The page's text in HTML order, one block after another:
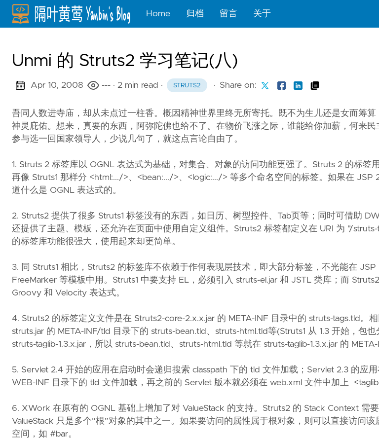
Home 归档 留言 关于
Unmi 的 Struts2 学习笔记(八)
Apr 10, 2008 --- · 2 min read · STRUTS2 · Share on:
吾同人数进寺庙，却从未点过一柱香。概因精神世界里终无所寄托。既不为生儿还是女而筹
神灵庇佑。想来，真要的东西，阿弥陀佛也给不了。在物价飞涨之际，谁能给你加薪，何来
参与选一回国家领导人，少说几句了，就这点言论自由了。
1. Struts 2 标签库以 OGNL 表达式为基础，对集合、对象的访问功能更强了。Struts 2 的标签
再像 Struts1 那样分 <html:.../>、<bean:.../>、<logic:.../> 等多个命名空间的标签。如果在 JSP
道什么是 OGNL 表达式的。
2. Struts2 提供了很多 Struts1 标签没有的东西，如日历、树型控件、Tab页等；同时可借助
还提供了主题、模板，还允许在页面中使用自定义组件。Struts2 标签都定义在 URI 为 "/
的标签库功能很强大，使用起来却更简单。
3. 同 Struts1 相比，Struts2 的标签库不依赖于作何表现层技术，即大部分标签，不光能在
FreeMarker 等模板中用。Struts1 中要支持 EL，必须引入 struts-el.jar 和 JSTL 类库；而
Groovy 和 Velocity 表达式。
4. Struts2 的标签定义文件是在 Struts2-core-2.x.x.jar 的 META-INF 目录中的 struts-tags.tld。
struts.jar 的 META-INF/tld 目录下的 struts-bean.tld、struts-html.tld等(Struts1 从 1.3 开始，包也
struts-taglib-1.3.x.jar，所以 struts-bean.tld、struts-html.tld 等就在 struts-taglib-1.3.x.jar 的
5. Servlet 2.4 开始的应用在启动时会递归搜索 classpath 下的 tld 文件加载；Servlet 2.3 的应
WEB-INF 目录下的 tld 文件加载，再之前的 Servlet 版本就必须在 web.xml 文件中加上
6. XWork 在原有的 OGNL 基础上增加了对 ValueStack 的支持。Struts2 的 Stack Context 需
ValueStack 只是多个“根”对象的其中之一。如果要访问的属性属于根对象，则可以直接访问
空间，如 #bar。